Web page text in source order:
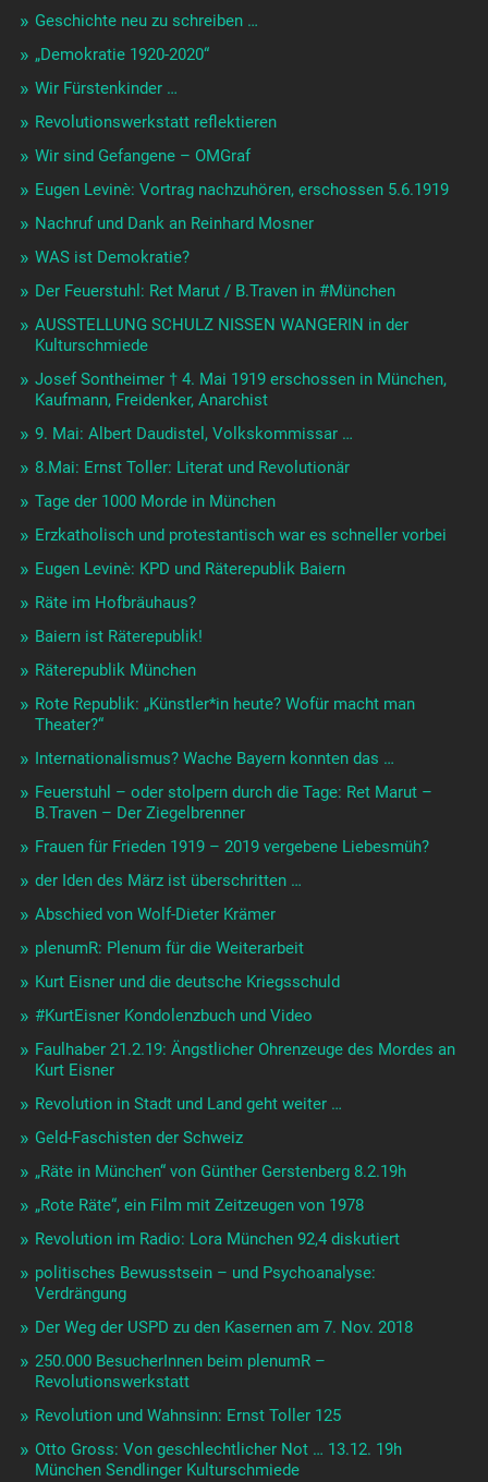
Geschichte neu zu schreiben …
„Demokratie 1920-2020“
Wir Fürstenkinder …
Revolutionswerkstatt reflektieren
Wir sind Gefangene – OMGraf
Eugen Levinè: Vortrag nachzuhören, erschossen 5.6.1919
Nachruf und Dank an Reinhard Mosner
WAS ist Demokratie?
Der Feuerstuhl: Ret Marut / B.Traven in #München
AUSSTELLUNG SCHULZ NISSEN WANGERIN in der
Kulturschmiede
Josef Sontheimer † 4. Mai 1919 erschossen in München,
Kaufmann, Freidenker, Anarchist
9. Mai: Albert Daudistel, Volkskommissar …
8.Mai: Ernst Toller: Literat und Revolutionär
Tage der 1000 Morde in München
Erzkatholisch und protestantisch war es schneller vorbei
Eugen Levinè: KPD und Räterepublik Baiern
Räte im Hofbräuhaus?
Baiern ist Räterepublik!
Räterepublik München
Rote Republik: „Künstler*in heute? Wofür macht man
Theater?“
Internationalismus? Wache Bayern konnten das …
Feuerstuhl – oder stolpern durch die Tage: Ret Marut –
B.Traven – Der Ziegelbrenner
Frauen für Frieden 1919 – 2019 vergebene Liebesmüh?
der Iden des März ist überschritten …
Abschied von Wolf-Dieter Krämer
plenumR: Plenum für die Weiterarbeit
Kurt Eisner und die deutsche Kriegsschuld
#KurtEisner Kondolenzbuch und Video
Faulhaber 21.2.19: Ängstlicher Ohrenzeuge des Mordes an
Kurt Eisner
Revolution in Stadt und Land geht weiter …
Geld-Faschisten der Schweiz
„Räte in München“ von Günther Gerstenberg 8.2.19h
„Rote Räte“, ein Film mit Zeitzeugen von 1978
Revolution im Radio: Lora München 92,4 diskutiert
politisches Bewusstsein – und Psychoanalyse:
Verdrängung
Der Weg der USPD zu den Kasernen am 7. Nov. 2018
250.000 BesucherInnen beim plenumR –
Revolutionswerkstatt
Revolution und Wahnsinn: Ernst Toller 125
Otto Gross: Von geschlechtlicher Not … 13.12. 19h
München Sendlinger Kulturschmiede